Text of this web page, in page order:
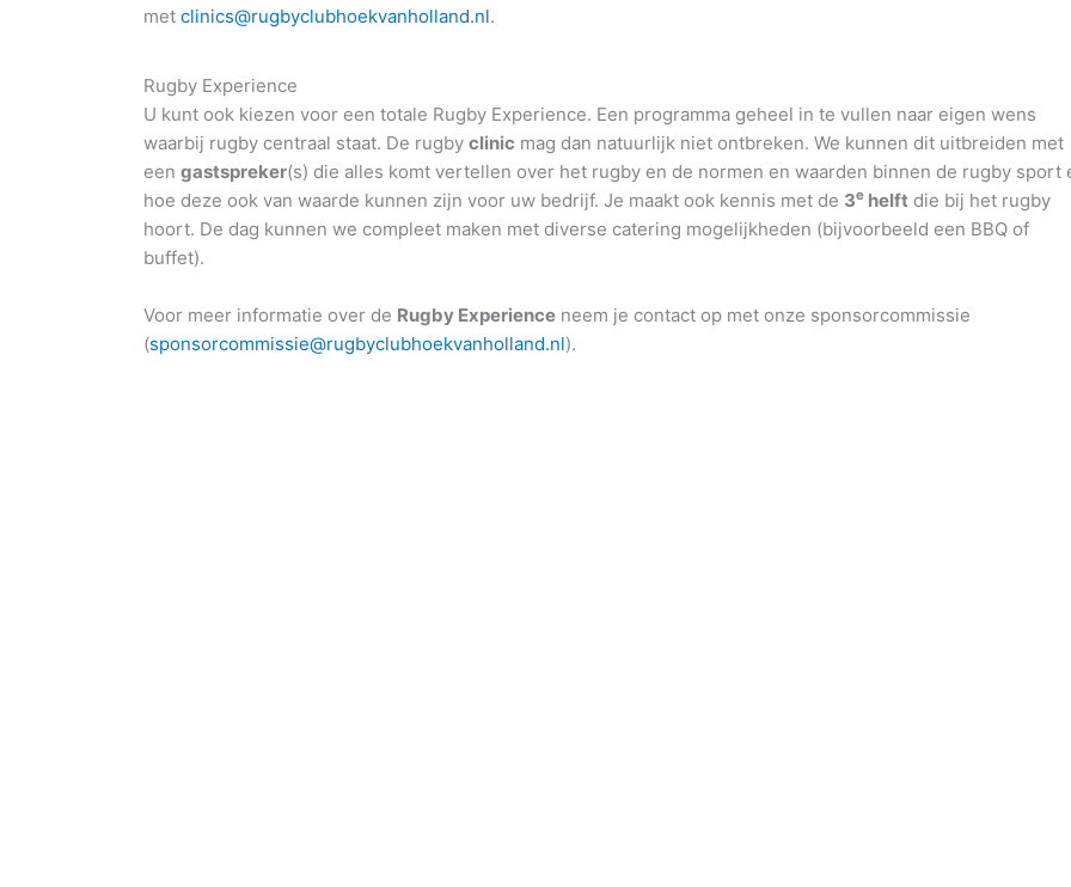
metclinics@rugbyclubhoekvanholland.nl.
Rugby Experience
U kunt ook kiezen voor een totale Rugby Experience. Een programma geheel in te vullen naar eigen wens
waarbij rugby centraal staat. De rugbyclinic mag dan natuurlijk niet ontbreken. We kunnen dit uitbreiden met
eengastspreker(s) die alles komt vertellen over het rugby en de normen en waarden binnen de rugby sport
hoe deze ook van waarde kunnen zijn voor uw bedrijf. Je maakt ook kennis met de 3e helft die bij het rugby
hoort. De dag kunnen we compleet maken met diverse catering mogelijkheden (bijvoorbeeld een BBQ of
buffet).
Voor meer informatie over de Rugby Experience neem je contact op met onze sponsorcommissie
(sponsorcommissie@rugbyclubhoekvanholland.nl).